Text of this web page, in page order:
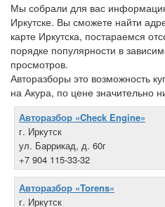
Мы собрали для вас
Иркутске. Вы сможете найти
карте Иркутска, постараемся
порядке популярности в
просмотров.
Авторазборы это возможность
на Акура, по цене значительно
Авторазбор «Check Engine»
г. Иркутск
ул. Баррикад, д. 60г
+7 904 115-33-32
Авторазбор «Torens»
г. Иркутск